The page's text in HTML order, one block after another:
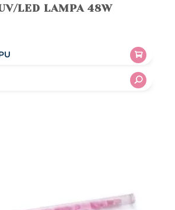
LED LAMPA 48W